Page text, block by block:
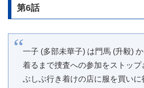
第6話
一子 (多部未華子) は門馬 (升毅)
着るまで捜査への参加をストップ
ぶしぶ行き着けの店に服を買いに